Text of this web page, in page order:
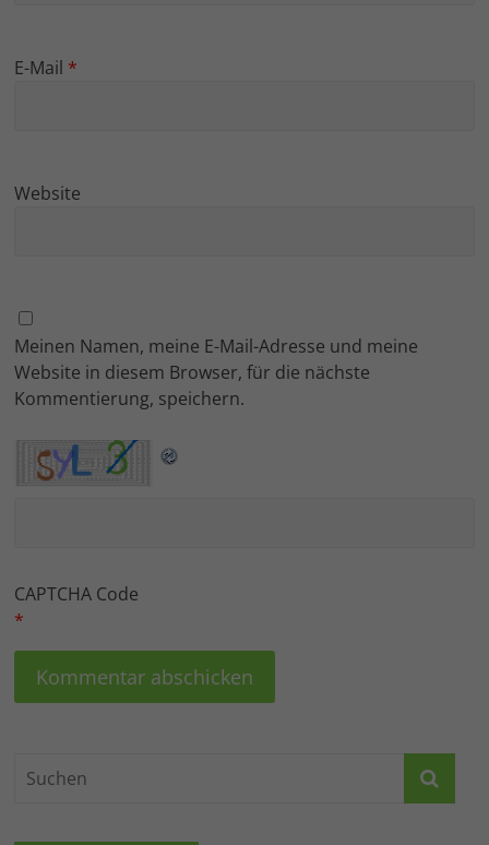
E-Mail *
Website
Meinen Namen, meine E-Mail-Adresse und meine
Website in diesem Browser, für die nächste
Kommentierung, speichern.
CAPTCHA Code
*